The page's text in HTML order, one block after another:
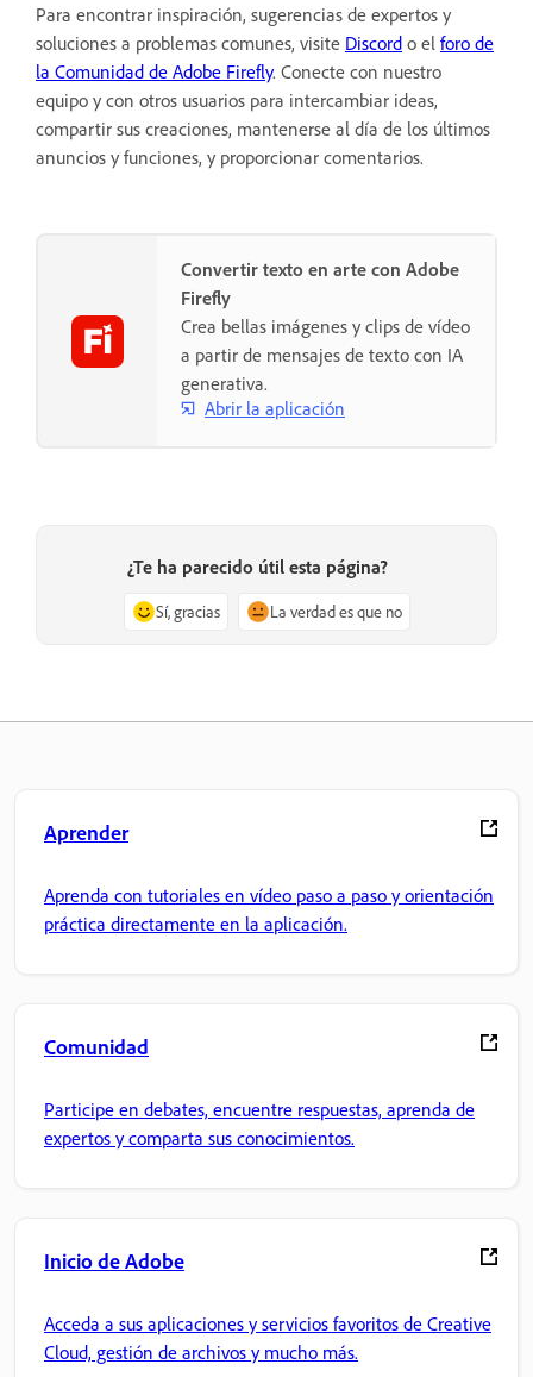
Para encontrar inspiración, sugerencias de expertos y
soluciones a problemas comunes, visite Discord o el foro de
la Comunidad de Adobe Firefly. Conecte con nuestro
equipo y con otros usuarios para intercambiar ideas,
compartir sus creaciones, mantenerse al día de los últimos
anuncios y funciones, y proporcionar comentarios.
Convertir texto en arte con Adobe
Firefly
Crea bellas imágenes y clips de vídeo
a partir de mensajes de texto con IA
generativa.
Abrir la aplicación
¿Te ha parecido útil esta página?
Sí, gracias La verdad es que no
Aprender
Aprenda con tutoriales en vídeo paso a paso y orientación
práctica directamente en la aplicación.
Comunidad
Participe en debates, encuentre respuestas, aprenda de
expertos y comparta sus conocimientos.
Inicio de Adobe
Acceda a sus aplicaciones y servicios favoritos de Creative
Cloud, gestión de archivos y mucho más.